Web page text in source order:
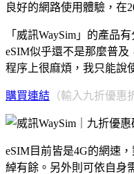
良好的網路使用體驗，在
「威訊WaySim」的產品
eSIM似乎還不是那麼普
程序上很麻煩，我只能說
購買連結 （輸入九折優惠
eSIM目前皆是4G的網速
綽有餘。另外則可依自身